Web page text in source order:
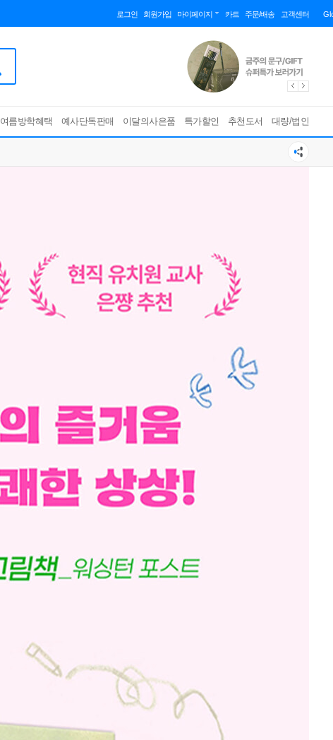
로그인 회원가입 마이페이지 카트 주문/배송 고객센터
여름방학혜택 예사단독판매 이달의사은품 특가할인 추천도서 대량/법인